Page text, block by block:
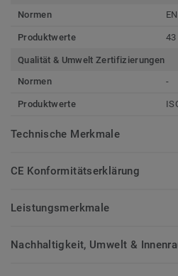
Normen
Produktwerte
Qualität & Umwelt Zertifizierungen
Normen
-
Produktwerte
Technische Merkmale
CE Konformitätserklärung
Leistungsmerkmale
Nachhaltigkeit, Umwelt &